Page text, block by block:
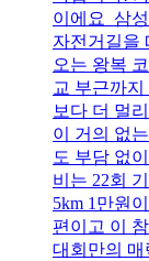
이에요 삼
자전거길을
오는 왕복
교 부근까
보다 더 멀
이 거의 없
도 부담 없
비는 22회
5km 1만원
편이고 이
대회만의 매